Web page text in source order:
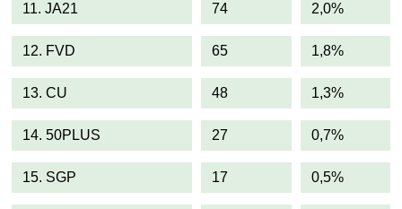
11. JA21 74 2,0%
12. FVD 65 1,8%
13. CU 48 1,3%
14. 50PLUS 27 0,7%
15. SGP 17 0,5%